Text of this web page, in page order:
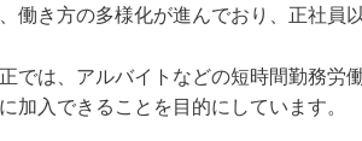
働き方の多様化が進んでおり、正社員
では、アルバイトなどの短時間勤務労
加入できることを目的にしています。